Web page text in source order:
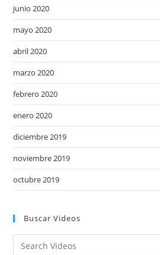
junio 2020
mayo 2020
abril 2020
marzo 2020
febrero 2020
enero 2020
diciembre 2019
noviembre 2019
octubre 2019
Buscar Videos